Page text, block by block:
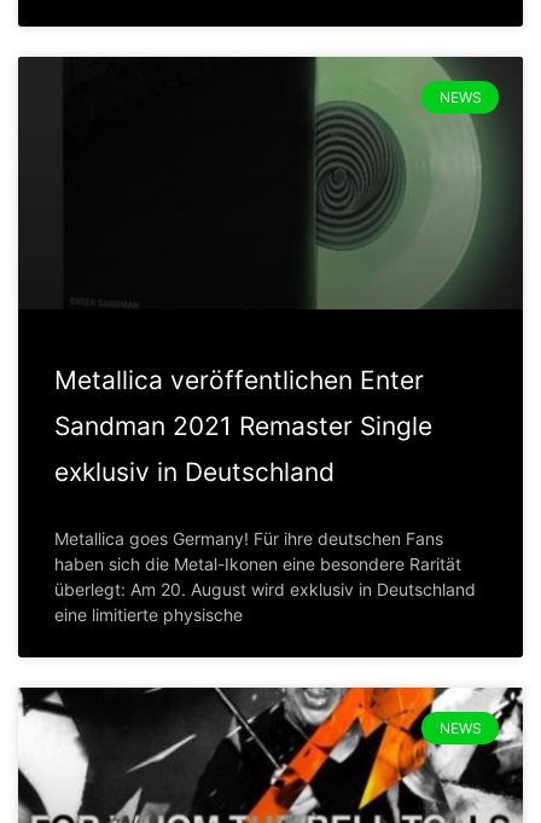
NEWS
Metallica veröffentlichen Enter
Sandman 2021 Remaster Single
exklusiv in Deutschland
Metallica goes Germany! Für ihre deutschen Fans
haben sich die Metal-Ikonen eine besondere Rarität
überlegt: Am 20. August wird exklusiv in Deutschland
eine limitierte physische
NEWS